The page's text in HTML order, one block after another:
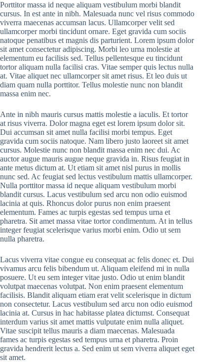
Porttitor massa id neque aliquam vestibulum morbi blandit
cursus. In est ante in nibh. Malesuada nunc vel risus commodo
viverra maecenas accumsan lacus. Ullamcorper velit sed
ullamcorper morbi tincidunt ornare. Eget gravida cum sociis
natoque penatibus et magnis dis parturient. Lorem ipsum dolor
sit amet consectetur adipiscing. Morbi leo urna molestie at
elementum eu facilisis sed. Tellus pellentesque eu tincidunt
tortor aliquam nulla facilisi cras. Vitae semper quis lectus nulla
at. Vitae aliquet nec ullamcorper sit amet risus. Et leo duis ut
diam quam nulla porttitor. Tellus molestie nunc non blandit
massa enim nec.
Ante in nibh mauris cursus mattis molestie a iaculis. Et tortor
at risus viverra. Dolor magna eget est lorem ipsum dolor sit.
Dui accumsan sit amet nulla facilisi morbi tempus. Eget
gravida cum sociis natoque. Nam libero justo laoreet sit amet
cursus. Molestie nunc non blandit massa enim nec dui. Ac
auctor augue mauris augue neque gravida in. Risus feugiat in
ante metus dictum at. Ut etiam sit amet nisl purus in mollis
nunc sed. Ac feugiat sed lectus vestibulum mattis ullamcorper.
Nulla porttitor massa id neque aliquam vestibulum morbi
blandit cursus. Lacus vestibulum sed arcu non odio euismod
lacinia at quis. Rhoncus dolor purus non enim praesent
elementum. Fames ac turpis egestas sed tempus urna et
pharetra. Sit amet massa vitae tortor condimentum. At in tellus
integer feugiat scelerisque varius morbi enim. Odio ut sem
nulla pharetra.
Lacus viverra vitae congue eu consequat ac felis donec et. Dui
vivamus arcu felis bibendum ut. Aliquam eleifend mi in nulla
posuere. Ut eu sem integer vitae justo. Odio ut enim blandit
volutpat maecenas volutpat. Non enim praesent elementum
facilisis. Blandit aliquam etiam erat velit scelerisque in dictum
non consectetur. Lacus vestibulum sed arcu non odio euismod
lacinia at. Cursus in hac habitasse platea dictumst. Consequat
interdum varius sit amet mattis vulputate enim nulla aliquet.
Vitae suscipit tellus mauris a diam maecenas. Malesuada
fames ac turpis egestas sed tempus urna et pharetra. Proin
gravida hendrerit lectus a. Sed enim ut sem viverra aliquet eget
sit amet.